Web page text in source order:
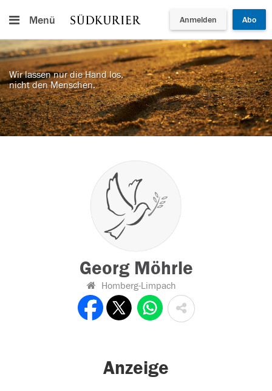
Menü Anmelden Abo
Wir lassen nur die Hand los,
nicht den Menschen.
Georg Möhrle
Homberg-Limpach
Anzeige